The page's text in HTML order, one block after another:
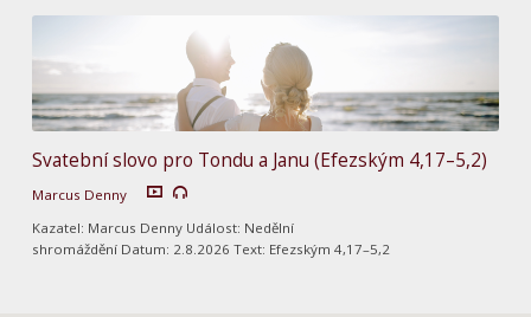
Svatební slovo pro Tondu a Janu (Efezským 4,17–5,2)
Marcus Denny
Kazatel: Marcus Denny Událost: Nedělní
shromáždění Datum: 2.8.2026 Text: Efezským 4,17–5,2